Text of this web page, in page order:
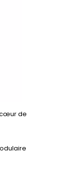
cœur de